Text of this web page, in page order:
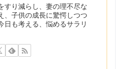
すり減らし、妻の理不尽な
、子供の成長に驚愕しつつ
日も考える、悩めるサラリ